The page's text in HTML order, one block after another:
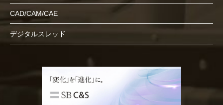
CAD/CAM/CAE
デジタルスレッド